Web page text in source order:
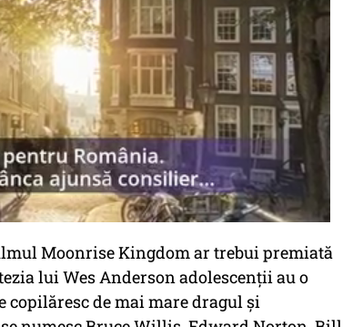
Moonrise Kingdom ar trebui premiată
lui Wes Anderson adolescenții au o
de mai mare dragul și